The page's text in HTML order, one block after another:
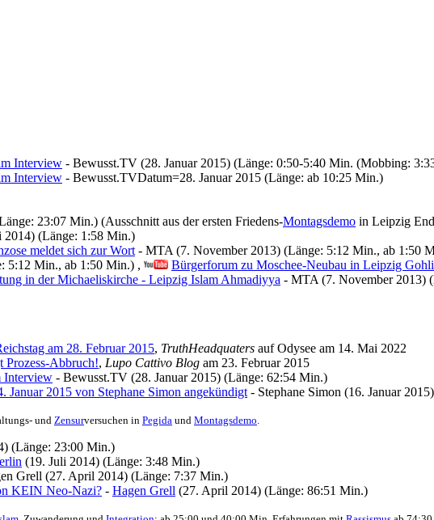
Interview - Bewusst.TV (28. Januar 2015) (Länge: 0:50-5:40 Min. (Mobbing:
Interview - Bewusst.TVDatum=28. Januar 2015 (Länge: ab 10:25 Min.)
23:07 Min.) (Ausschnitt aus der ersten Friedens-Montagsdemo in Leipzig
2014) (Länge: 1:58 Min.)
meldet sich zur Wort - MTA (7. November 2013) (Länge: 5:12 Min., ab 1:50
5:12 Min., ab 1:50 Min.) , Bürgerforum zu Moschee-Neubau in Leipzig
in der Michaeliskirche - Leipzig Islam Ahmadiyya - MTA (7. November 2013)
am 28. Februar 2015, TruthHeadquaters auf Odysee am 14. Mai 2022
Prozess-Abbruch!, Lupo Cattivo Blog am 23. Februar 2015
Interview - Bewusst.TV (28. Januar 2015) (Länge: 62:54 Min.)
2015 von Stephane Simon angekündigt - Stephane Simon (16. Januar
und Zensur­versuchen in Pegida und Montagsdemo
(Länge: 23:00 Min.)
(19. Juli 2014) (Länge: 3:48 Min.)
Grell (27. April 2014) (Länge: 7:37 Min.)
KEIN Neo-Nazi? - Hagen Grell (27. April 2014) (Länge: 86:51 Min.)